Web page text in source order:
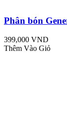
Phân bón
399,000 VND
Thêm Vào Giỏ